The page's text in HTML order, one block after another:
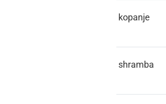
kopanje
shramba